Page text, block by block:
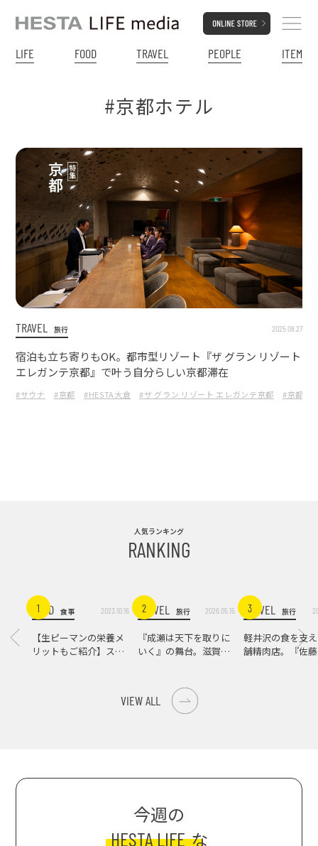
LIFE FOOD TRAVEL PEOPLE ITEM
#京都ホテル
TRAVEL 旅行 2025.08.27
宿泊も立ち寄りもOK。都市型リゾート『ザ グラン リゾート
エレガンテ京都』で叶う自分らしい京都滞在
#サウナ #京都 #HESTA大倉 #ザ グラン リゾート エレガンテ京都 #京都ホ
人気ランキング
RANKING
1FOOD 食事 2023.10.16
【生ピーマンの栄養メ
リットもご紹介】スパ
2
TRAVEL 旅行 2026.05.15
『成瀬は天下を取りに
いく』の舞台。滋賀県
3
TRAVEL 旅行
軽井沢の食を支
舗精肉店。『佐
VIEW ALL
今週の
HESTA LIFE な